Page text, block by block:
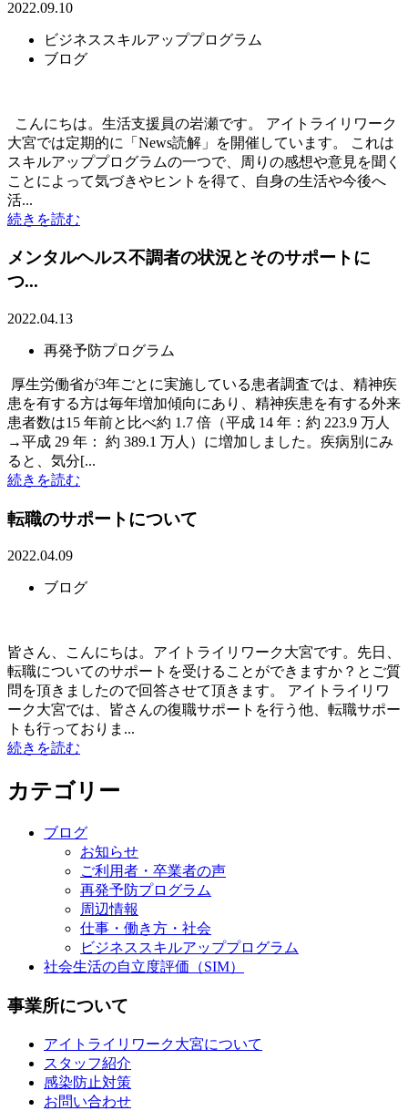
2022.09.10
ビジネススキルアッププログラム
ブログ
こんにちは。生活支援員の岩瀬です。 アイトライリワーク
大宮では定期的に「News読解」を開催しています。 これは
スキルアッププログラムの一つで、周りの感想や意見を聞く
ことによって気づきやヒントを得て、自身の生活や今後へ
活...
続きを読む
メンタルヘルス不調者の状況とそのサポートに
つ...
2022.04.13
再発予防プログラム
厚生労働省が3年ごとに実施している患者調査では、精神疾
患を有する方は毎年増加傾向にあり、精神疾患を有する外来
患者数は15 年前と比べ約 1.7 倍（平成 14 年：約 223.9 万人
→平成 29 年： 約 389.1 万人）に増加しました。疾病別にみ
ると、気分[...
続きを読む
転職のサポートについて
2022.04.09
ブログ
皆さん、こんにちは。アイトライリワーク大宮です。先日、
転職についてのサポートを受けることができますか？とご質
問を頂きましたので回答させて頂きます。 アイトライリワ
ーク大宮では、皆さんの復職サポートを行う他、転職サポー
トも行っておりま...
続きを読む
カテゴリー
ブログ
お知らせ
ご利用者・卒業者の声
再発予防プログラム
周辺情報
仕事・働き方・社会
ビジネススキルアッププログラム
社会生活の自立度評価（SIM）
事業所について
アイトライリワーク大宮について
スタッフ紹介
感染防止対策
お問い合わせ